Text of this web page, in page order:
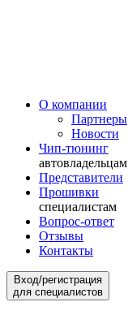
О компании
Партнеры
Новости
Чип-тюнинг
автовладельцам
Представители
Прошивки
специалистам
Вопрос-ответ
Отзывы
Контакты
Вход/регистрация
для специалистов